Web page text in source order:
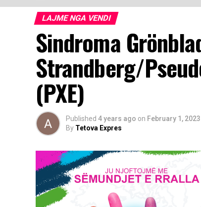
LAJME NGA VENDI
Sindroma
Strandberg/
(PXE)
Published 4 years ago on February 1, 2023
By Tetova Expres